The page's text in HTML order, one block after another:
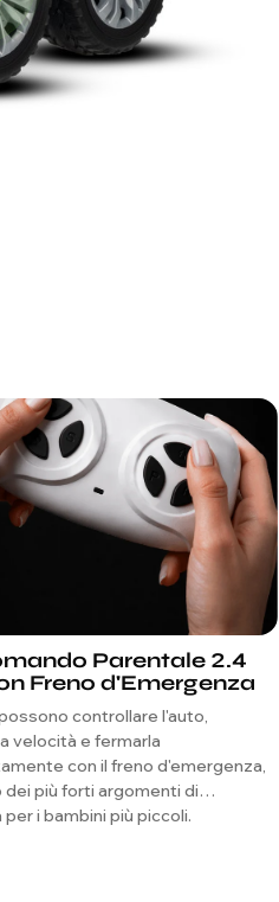
Parentale 2.4
Freno d'Emergenza
controllare l'auto,
velocità e fermarla
con il freno d'emergenza,
dei più forti argomenti di
i bambini più piccoli.